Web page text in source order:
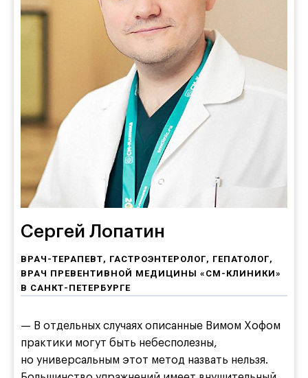
Сергей Лопатин
ВРАЧ-ТЕРАПЕВТ, ГАСТРОЭНТЕРОЛОГ, ГЕПАТОЛОГ,
ВРАЧ ПРЕВЕНТИВНОЙ МЕДИЦИНЫ «СМ-КЛИНИКИ»
В САНКТ-ПЕТЕРБУРГЕ
— В отдельных случаях описанные Вимом Хофом
практики могут быть небесполезны,
но универсальным этот метод назвать нельзя.